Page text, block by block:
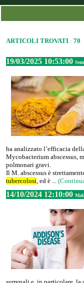
ARTICOLI TROVATI : 70
19/03/2025 10:53:00
ha analizzato l’efficacia
Mycobacterium abscessus,
polmonari gravi.
Il M. abscessus è
tubercolosi, ed è ...
14/10/2024 12:10:00